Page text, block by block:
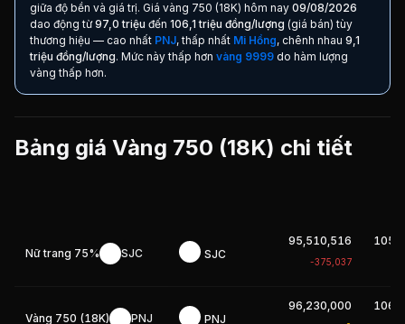
giữa độ bền và giá trị. Giá vàng 750 (18K) hôm nay 09/08/2026
dao động từ97,0 triệu đến 106,1 triệu đồng/lượng (giá bán) tùy
thương hiệu — cao nhất PNJ, thấp nhất Mi Hồng, chênh nhau 9,1
triệu đồng/lượng. Mức này thấp hơn vàng 9999 do hàm lượng
vàng thấp hơn.
Bảng giá Vàng 750 (18K) chi tiết
Nữ trang 75% SJC SJC
95,510,516
-375,037
Vàng 750 (18K) PNJ PNJ
96,230,000